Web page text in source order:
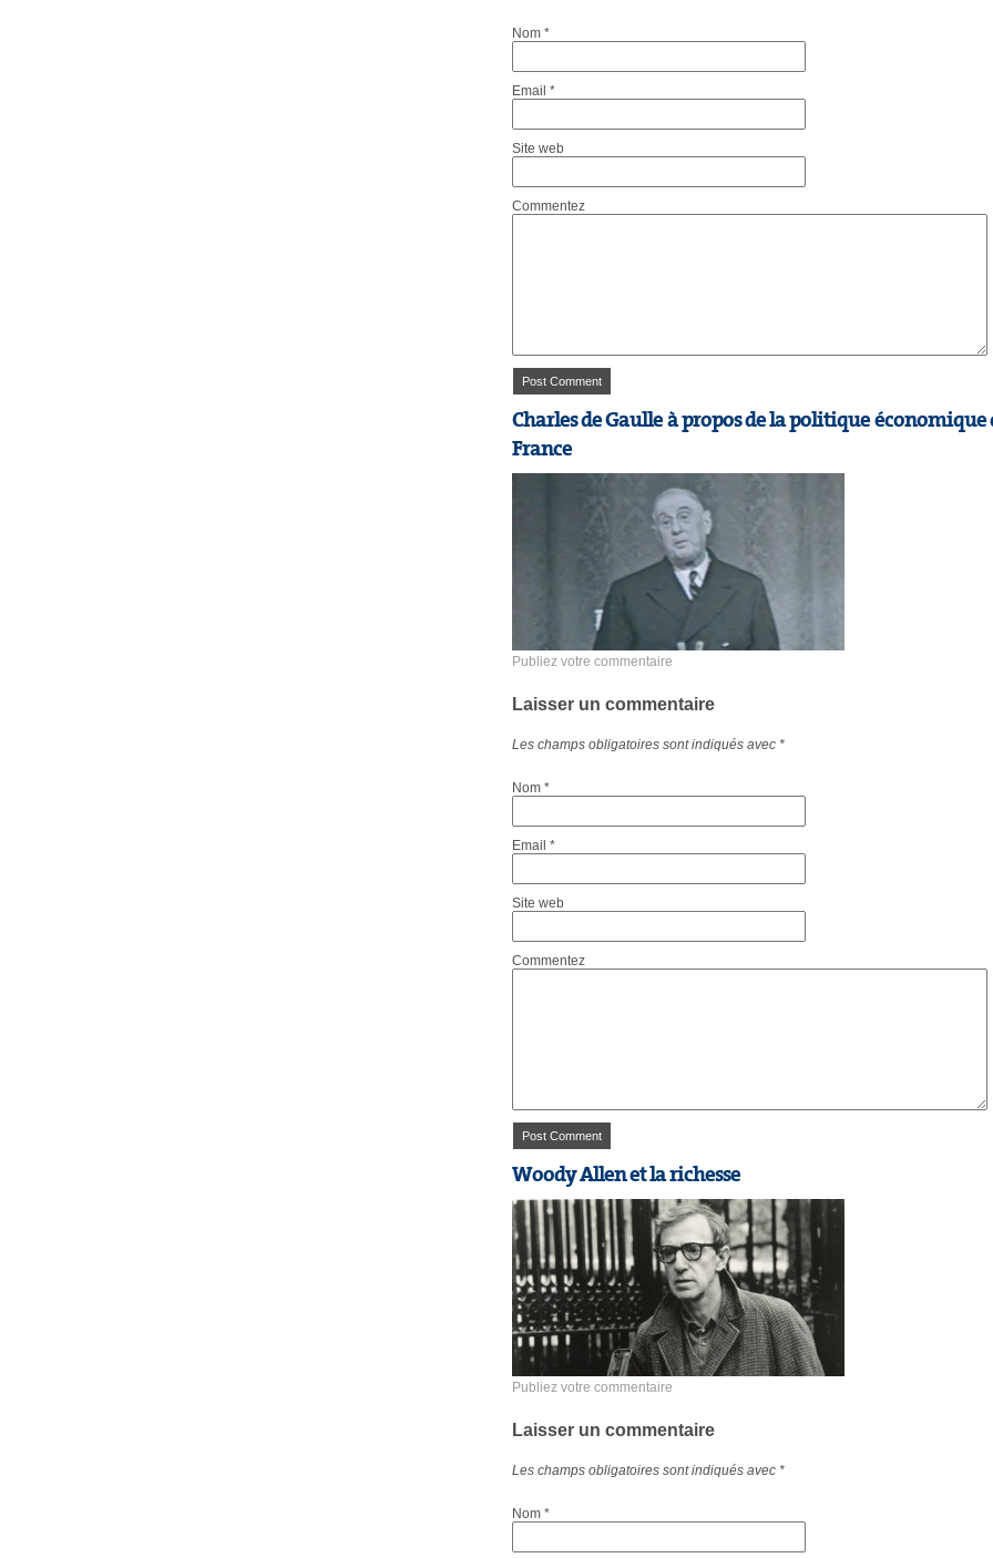
Nom *
Email *
Site web
Commentez
Charles de Gaulle à propos de la politique économique
France
Publiez votre commentaire
Laisser un commentaire
Les champs obligatoires sont indiqués avec *
Nom *
Email *
Site web
Commentez
Woody Allen et la richesse
Publiez votre commentaire
Laisser un commentaire
Les champs obligatoires sont indiqués avec *
Nom *